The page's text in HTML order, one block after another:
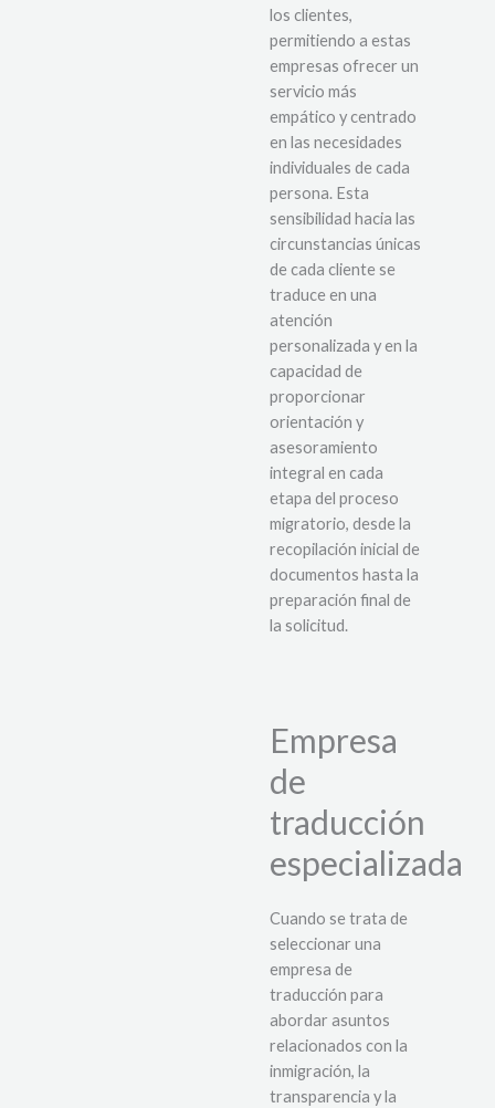
los clientes,
permitiendo a estas
empresas ofrecer un
servicio más
empático y centrado
en las necesidades
individuales de cada
persona. Esta
sensibilidad hacia las
circunstancias únicas
de cada cliente se
traduce en una
atención
personalizada y en la
capacidad de
proporcionar
orientación y
asesoramiento
integral en cada
etapa del proceso
migratorio, desde la
recopilación inicial de
documentos hasta la
preparación final de
la solicitud.
Empresa
de
traducción
especializada
Cuando se trata de
seleccionar una
empresa de
traducción para
abordar asuntos
relacionados con la
inmigración, la
transparencia y la